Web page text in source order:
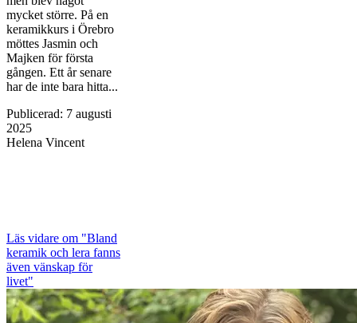
mycket större. På en
keramikkurs i Örebro
möttes Jasmin och
Majken för första
gången. Ett år senare
har de inte bara hitta...
Publicerad: 7 augusti
2025
Helena Vincent
Läs vidare om "Bland
keramik och lera fanns
även vänskap för
livet"